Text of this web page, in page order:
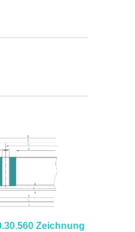
Zeichnung